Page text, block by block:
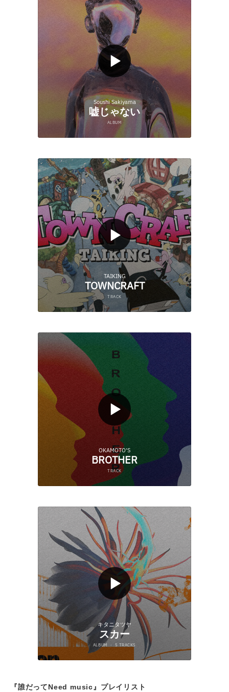
『誰だってNeed music』プレイリスト